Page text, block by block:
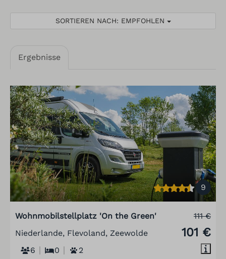
SORTIEREN NACH: EMPFOHLEN
Ergebnisse
9
111 €
101 €
Wohnmobilstellplatz 'On the Green'
Niederlande, Flevoland, Zeewolde
6
0
2